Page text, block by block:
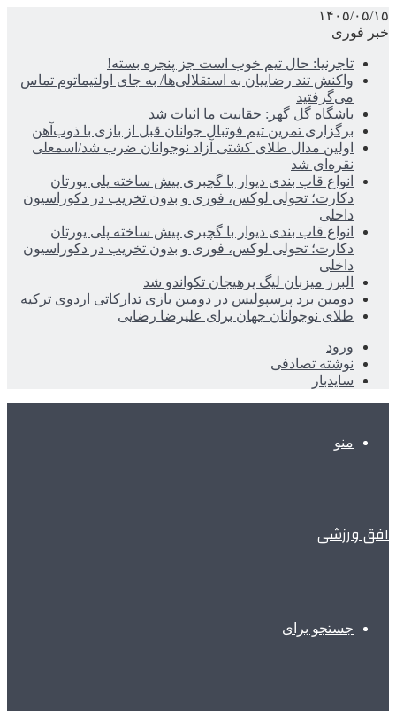
۱۴۰۵/۰۵/۱۵
خبر فوری
تاجرنیا: حال تیم خوب است جز پنجره بسته!
واکنش تند رضاییان به استقلالی‌ها/ به جای اولتیماتوم تماس
می‌گرفتید
باشگاه گل گهر: حقانیت ما اثبات شد
برگزاری تمرین تیم فوتبال جوانان قبل از بازی با ذوب‌آهن
اولین مدال طلای کشتی آزاد نوجوانان ضرب شد/اسمعلی
نقره‌ای شد
انواع قاب بندی دیوار با گچبری پیش ساخته پلی یورتان
دکارت؛ تحولی لوکس، فوری و بدون تخریب در دکوراسیون
داخلی
انواع قاب بندی دیوار با گچبری پیش ساخته پلی یورتان
دکارت؛ تحولی لوکس، فوری و بدون تخریب در دکوراسیون
داخلی
البرز میزبان لیگ پرهیجان تکواندو شد
دومین برد پرسپولیس در دومین بازی تدارکاتی اردوی ترکیه
طلای نوجوانان جهان برای علیرضا رضایی
ورود
نوشته تصادفی
سایدبار
منو
افق ورزشی
جستجو برای